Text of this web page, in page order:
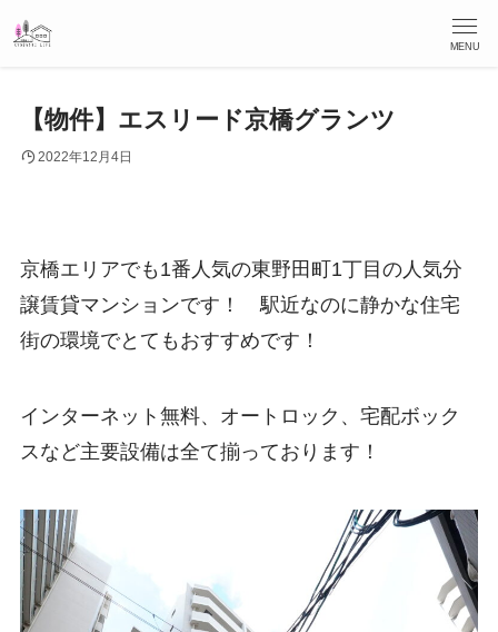
MENU
【物件】エスリード京橋グランツ
2022年12月4日
京橋エリアでも1番人気の東野田町1丁目の人気分
譲賃貸マンションです！ 駅近なのに静かな住宅
街の環境でとてもおすすめです！
インターネット無料、オートロック、宅配ボック
スなど主要設備は全て揃っております！